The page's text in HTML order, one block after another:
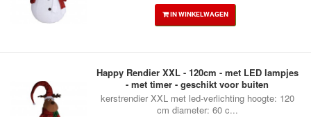
IN WINKELWAGEN
Happy Rendier XXL - 120cm - met LED lampjes
- met timer - geschikt voor buiten
kerstrendier XXL met led-verlichting hoogte: 120
cm diameter: 60 c...